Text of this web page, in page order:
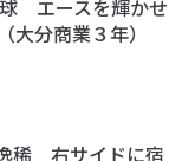
エースを輝かせ
大分商業３年）
稀 右サイドに宿